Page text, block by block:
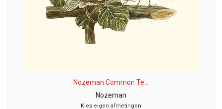
Nozeman Common Te...
Nozeman
Kies eigen afmetingen